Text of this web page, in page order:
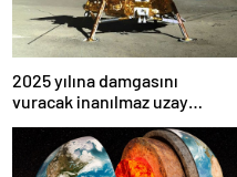
2025 yılına damgasını
vuracak inanılmaz uzay
görevleri